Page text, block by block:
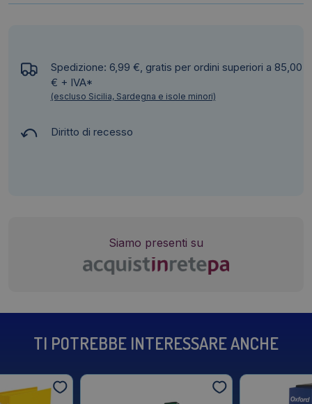
Spedizione: 6,99 €, gratis per ordini superiori a 85,00
€ + IVA*
(escluso Sicilia, Sardegna e isole minori)
Diritto di recesso
Siamo presenti su
TI POTREBBE INTERESSARE ANCHE